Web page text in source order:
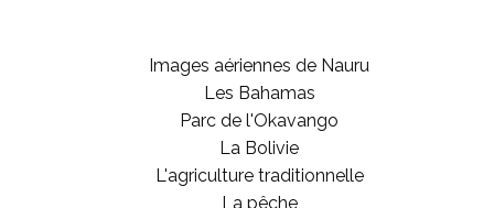
Images aériennes de Nauru
Les Bahamas
Parc de l'Okavango
La Bolivie
L'agriculture traditionnelle
La pêche